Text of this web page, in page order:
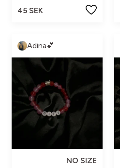
45 SEK
Adina💕
NO SIZE